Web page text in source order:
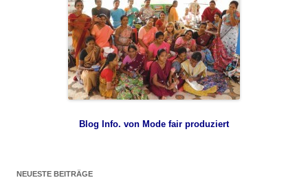
Blog Info. von Mode fair produziert
NEUESTE BEITRÄGE